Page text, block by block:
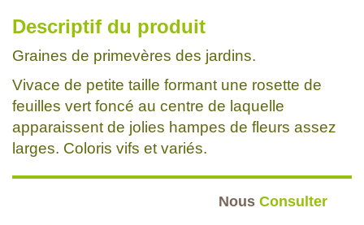
Descriptif du produit
Graines de primevères des jardins.
Vivace de petite taille formant une rosette de
feuilles vert foncé au centre de laquelle
apparaissent de jolies hampes de fleurs assez
larges. Coloris vifs et variés.
Nous Consulter